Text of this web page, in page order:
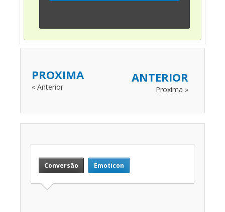
PROXIMA
« Anterior
ANTERIOR
Proxima »
Conversão Emoticon